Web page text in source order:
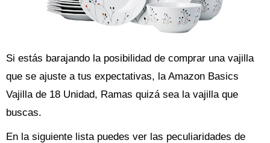
Si estás barajando la posibilidad de comprar una vajilla
que se ajuste a tus expectativas, la Amazon Basics
Vajilla de 18 Unidad, Ramas quizá sea la vajilla que
buscas.
En la siguiente lista puedes ver las peculiaridades de